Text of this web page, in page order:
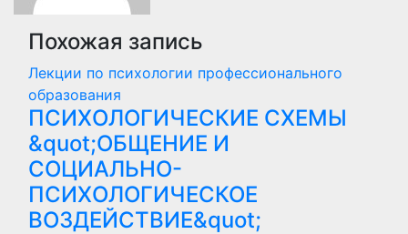
Похожая запись
Лекции по психологии профессионального
образования
ПСИХОЛОГИЧЕСКИЕ СХЕМЫ
&quot;ОБЩЕНИЕ И
СОЦИАЛЬНО-
ПСИХОЛОГИЧЕСКОЕ
ВОЗДЕЙСТВИЕ&quot;